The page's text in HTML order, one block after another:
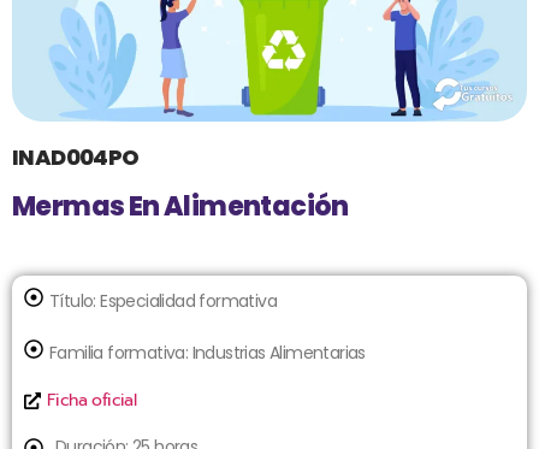
INAD004PO
Mermas En Alimentación
Título:Especialidad formativa
Familia formativa: Industrias Alimentarias
Ficha oficial